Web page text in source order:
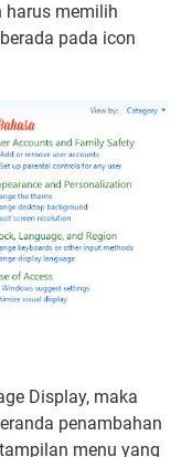
harus memilih
pada icon
Display, maka
penambahan
menu yang